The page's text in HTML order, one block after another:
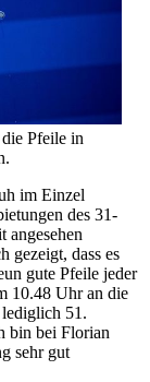
Pfeile in
im Einzel
des 31-
angesehen
gezeigt, dass es
gute Pfeile jeder
10.48 Uhr an die
51.
bin bei Florian
sehr gut